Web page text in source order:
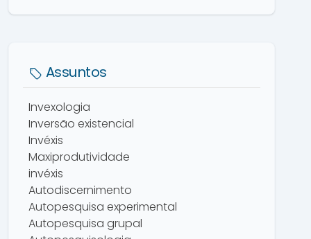
Assuntos
Invexologia
Inversão existencial
Invéxis
Maxiprodutividade
invéxis
Autodiscernimento
Autopesquisa experimental
Autopesquisa grupal